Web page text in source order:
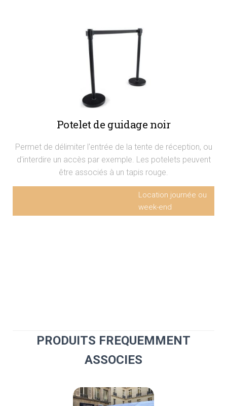
Potelet de guidage noir
Permet de délimiter l'entrée de la tente de réception, ou
d'interdire un accès par exemple. Les potelets peuvent
être associés à un tapis rouge.
Location journée ou
week-end
PRODUITS FREQUEMMENT
ASSOCIES